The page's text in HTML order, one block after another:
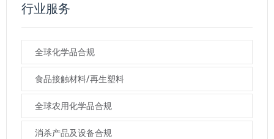
行业服务
全球化学品合规
食品接触材料/再生塑料
全球农用化学品合规
消杀产品及设备合规